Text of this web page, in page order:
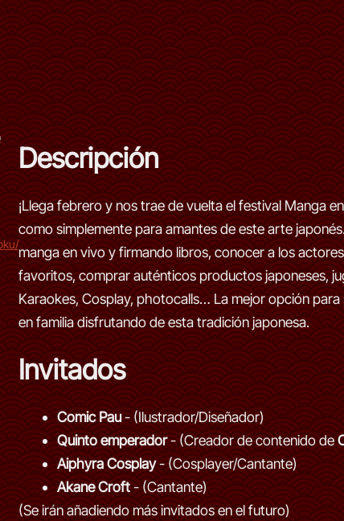
Descripción
¡Llega febrero y nos trae de vuelta el festival Manga
como simplemente para amantes de este arte
manga en vivo y firmando libros, conocer a los
favoritos, comprar auténticos productos japoneses,
Karaokes, Cosplay, photocalls… La mejor opción
en familia disfrutando de esta tradición japonesa.
Invitados
Comic Pau- (Ilustrador/Diseñador)
Quinto emperador- (Creador de contenido de
Aiphyra Cosplay- (Cosplayer/Cantante)
Akane Croft- (Cantante)
(Se irán añadiendo más invitados en el futuro)